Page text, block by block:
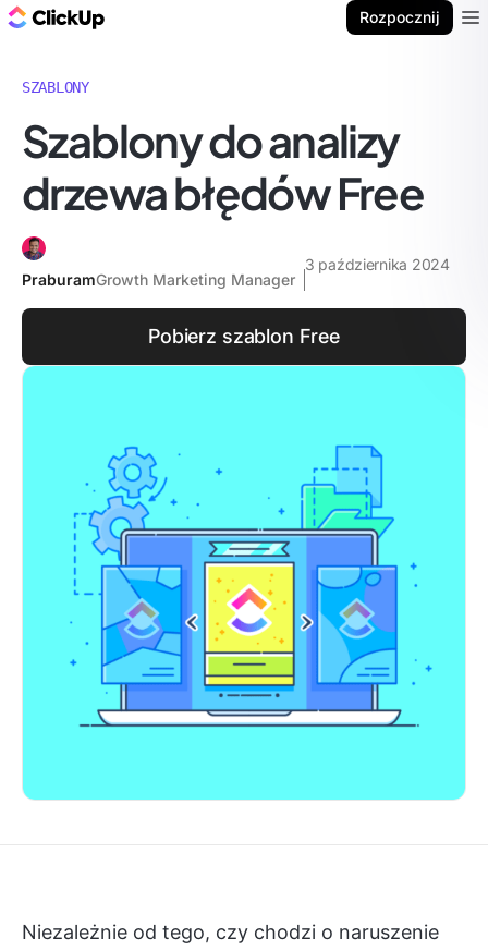
Rozpocznij
SZABLONY
Szablony do analizy
drzewa błędów Free
PraburamGrowth Marketing Manager
3 października 2024
Pobierz szablon Free
Niezależnie od tego, czy chodzi o naruszenie